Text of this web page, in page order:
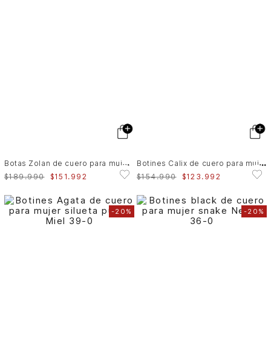
B
otas Zolan de cuero para mujer caña alta
$189.990 $151 . 992
B
otines Calix de cuero para mujer silueta office
$154.990 $123 . 992
-20% -20%